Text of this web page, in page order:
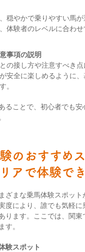
穏やかで乗りやすい馬
体験者のレベルに合わ
事項の説明
の接し方や注意すべき
安全に楽しめるように
。
ることで、初心者でも
のおすすめ
アで体験で
ざまな乗馬体験スポット
度により、誰でも気軽
ります。ここでは、関
す。
験スポット